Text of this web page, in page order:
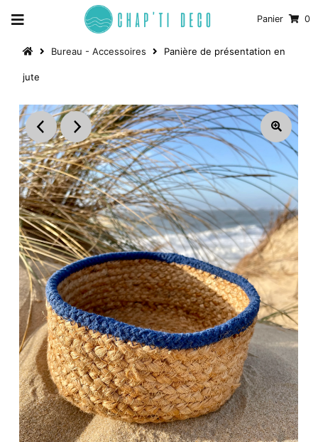
Panier 0
Bureau - Accessoires Panière de présentation en
jute